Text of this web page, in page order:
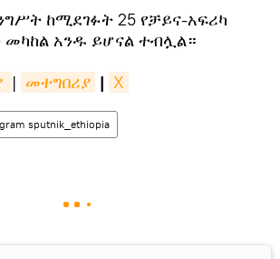
ከሚደገፉት 25 የቻይና-አፍሪካ
አንዱ ይሆናል ተብሏል።
| መተግበሪያ | X
sputnik_ethiopia